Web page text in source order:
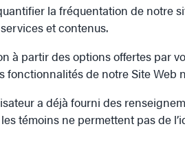
la fréquentation de notre
et contenus.
à partir des options offertes par
de notre Site Web
a déjà fourni des
témoins ne permettent pas de